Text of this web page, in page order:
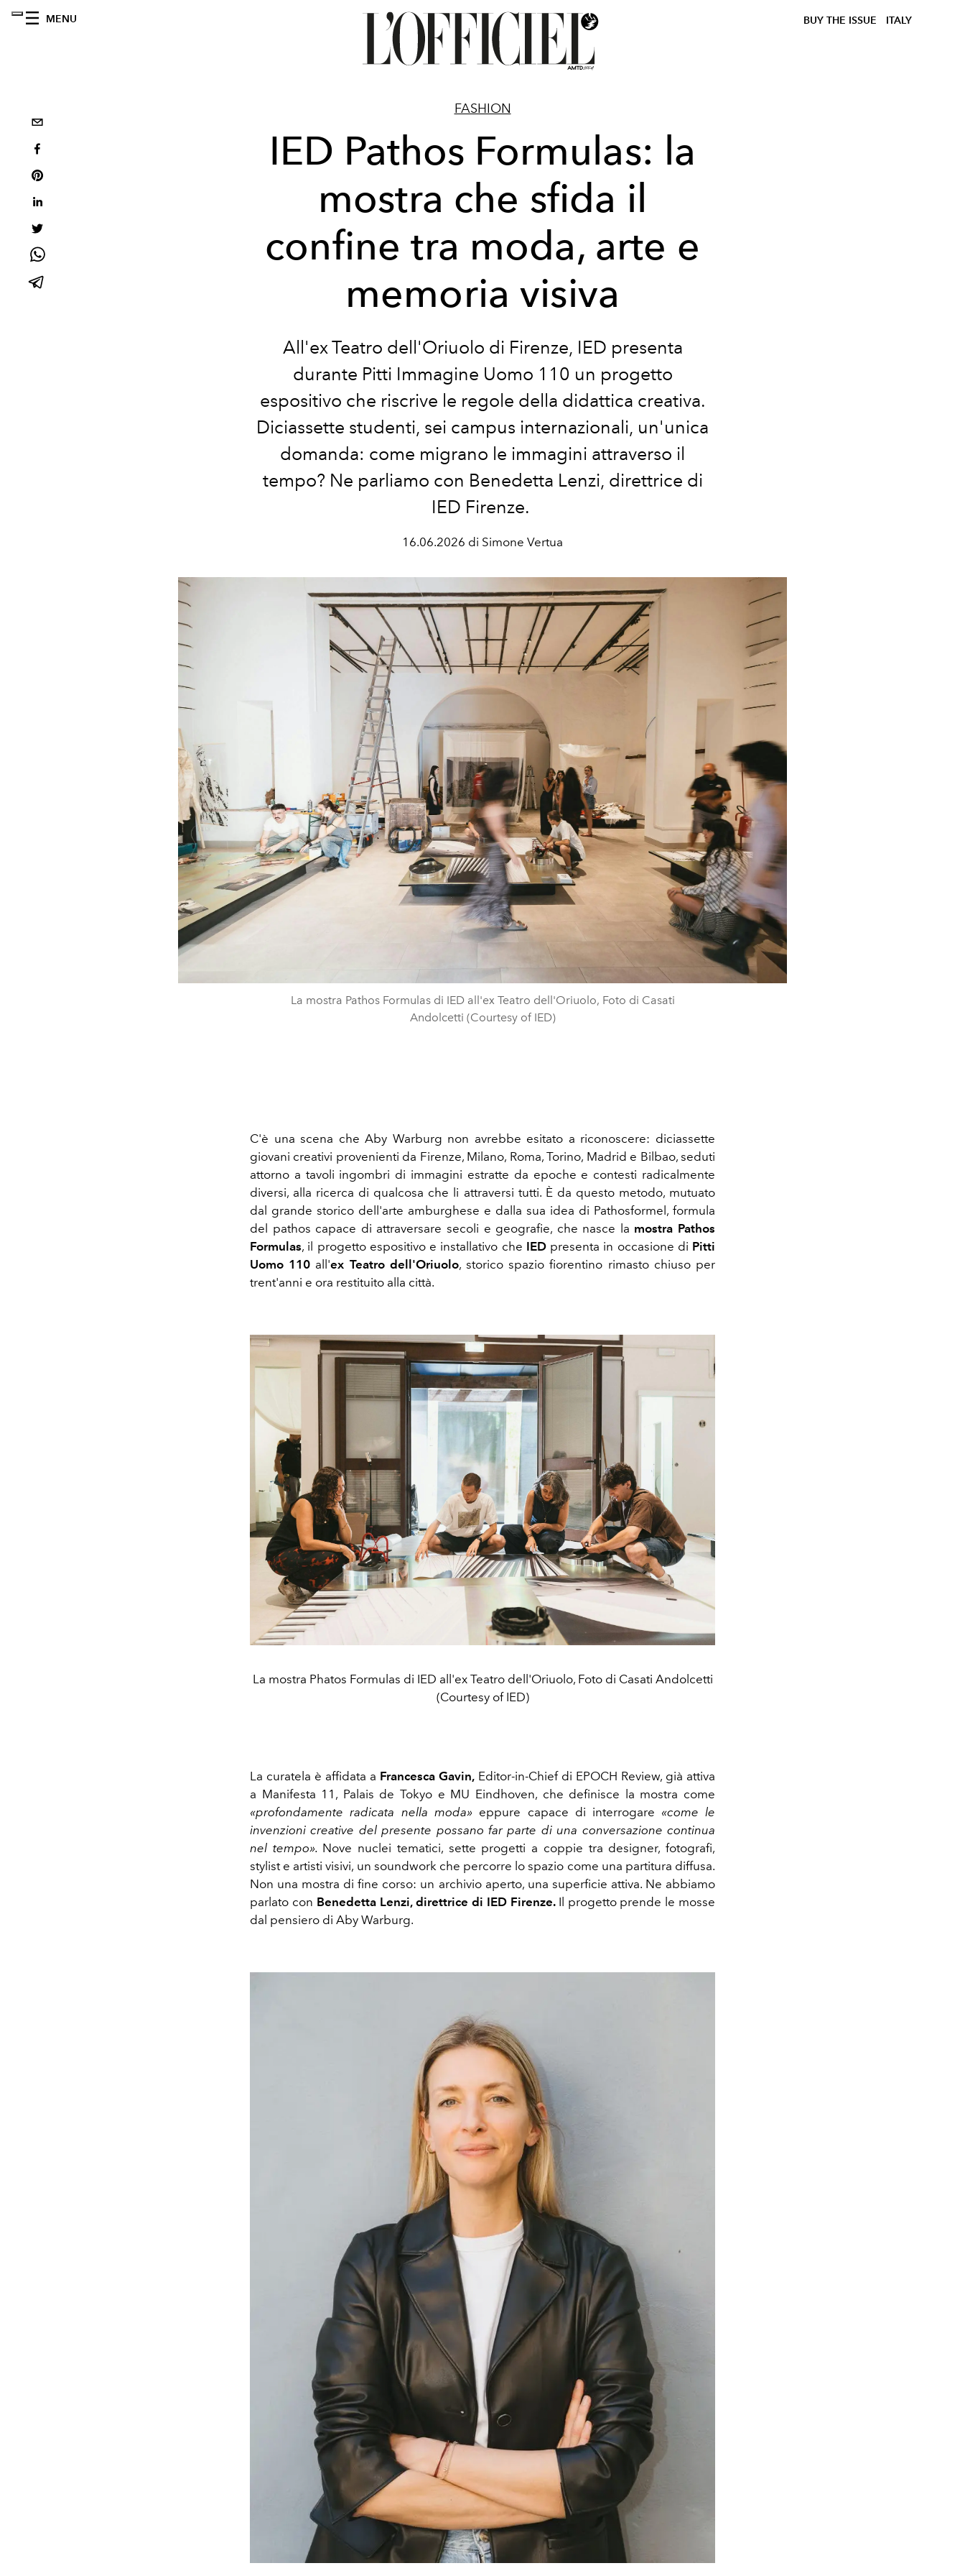
MENU BUY THE ISSUE ITALY
FASHION
IED Pathos Formulas: la
mostra che sfida il
confine tra moda, arte e
memoria visiva
All'ex Teatro dell'Oriuolo di Firenze, IED presenta
durante Pitti Immagine Uomo 110 un progetto
espositivo che riscrive le regole della didattica creativa.
Diciassette studenti, sei campus internazionali, un'unica
domanda: come migrano le immagini attraverso il
tempo? Ne parliamo con Benedetta Lenzi, direttrice di
IED Firenze.
16.06.2026 di Simone Vertua
La mostra Pathos Formulas di IED all'ex Teatro dell'Oriuolo, Foto di Casati
Andolcetti (Courtesy of IED)
C'è una scena che Aby Warburg non avrebbe esitato a riconoscere: diciassette
giovani creativi provenienti da Firenze, Milano, Roma, Torino, Madrid e Bilbao, seduti
attorno a tavoli ingombri di immagini estratte da epoche e contesti radicalmente
diversi, alla ricerca di qualcosa che li attraversi tutti. È da questo metodo, mutuato
dal grande storico dell'arte amburghese e dalla sua idea di Pathosformel, formula
del pathos capace di attraversare secoli e geografie, che nasce la mostra Pathos
Formulas, il progetto espositivo e installativo che IEDpresenta in occasione di Pitti
Uomo 110 all'ex Teatro dell'Oriuolo, storico spazio fiorentino rimasto chiuso per
trent'anni e ora restituito alla città.
La mostra Phatos Formulas di IED all'ex Teatro dell'Oriuolo, Foto di Casati Andolcetti
(Courtesy of IED)
La curatela è affidata a Francesca Gavin, Editor-in-Chief di EPOCH Review, già attiva
a Manifesta 11, Palais de Tokyo e MU Eindhoven, che definisce la mostra come
«profondamente radicata nella moda» eppure capace di interrogare «come le
invenzioni creative del presente possano far parte di una conversazione continua
nel tempo». Nove nuclei tematici, sette progetti a coppie tra designer, fotografi,
stylist e artisti visivi, un soundwork che percorre lo spazio come una partitura diffusa.
Non una mostra di fine corso: un archivio aperto, una superficie attiva. Ne abbiamo
parlato con Benedetta Lenzi, direttrice di IED Firenze. Il progetto prende le mosse
dal pensiero di Aby Warburg.